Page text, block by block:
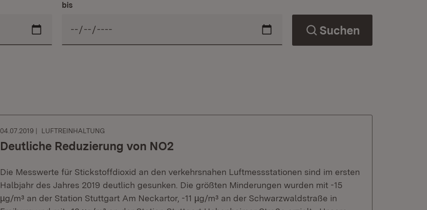
bis
Suchen
04.07.2019 LUFTREINHALTUNG
Deutliche Reduzierung von NO2
Die Messwerte für Stickstoffdioxid an den verkehrsnahen Luftmessstationen sind im ersten
Halbjahr des Jahres 2019 deutlich gesunken. Die größten Minderungen wurden mit -15
µg/m³ an der Station Stuttgart Am Neckartor, -11 µg/m³ an der Schwarzwaldstraße in